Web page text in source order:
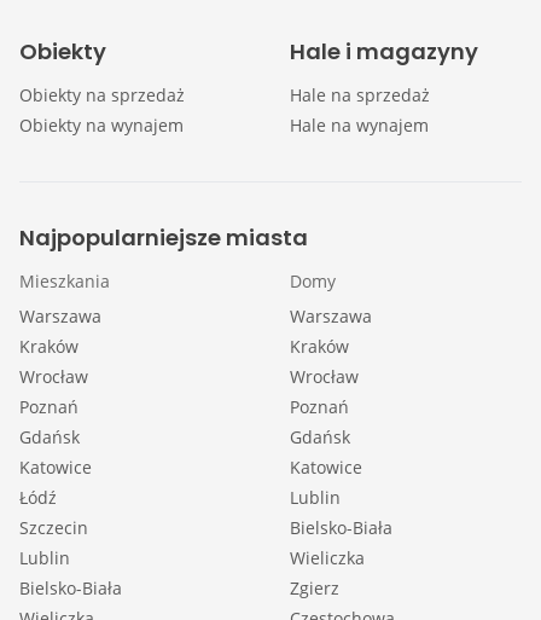
Obiekty
Obiekty na sprzedaż
Obiekty na wynajem
Hale i magazyny
Hale na sprzedaż
Hale na wynajem
Najpopularniejsze miasta
Mieszkania
Warszawa
Kraków
Wrocław
Poznań
Gdańsk
Katowice
Łódź
Szczecin
Lublin
Bielsko-Biała
Domy
Warszawa
Kraków
Wrocław
Poznań
Gdańsk
Katowice
Lublin
Bielsko-Biała
Wieliczka
Zgierz